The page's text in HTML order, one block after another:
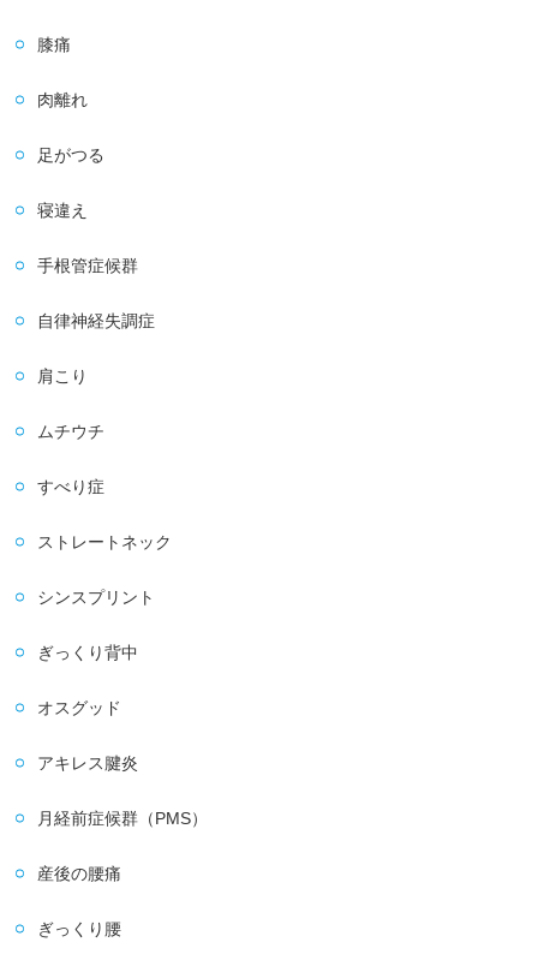
膝痛
肉離れ
足がつる
寝違え
手根管症候群
自律神経失調症
肩こり
ムチウチ
すべり症
ストレートネック
シンスプリント
ぎっくり背中
オスグッド
アキレス腱炎
月経前症候群（PMS）
産後の腰痛
ぎっくり腰